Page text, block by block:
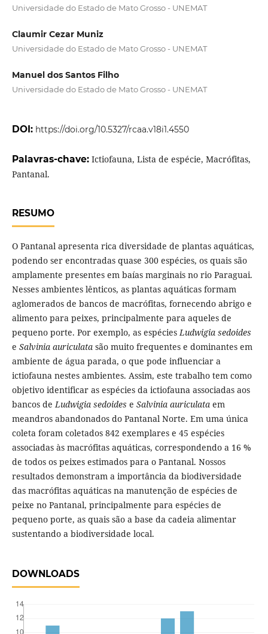
Universidade do Estado de Mato Grosso - UNEMAT
Claumir Cezar Muniz
Universidade do Estado de Mato Grosso - UNEMAT
Manuel dos Santos Filho
Universidade do Estado de Mato Grosso - UNEMAT
DOI: https://doi.org/10.5327/rcaa.v18i1.4550
Palavras-chave: Ictiofauna, Lista de espécie, Macrófitas,
Pantanal.
RESUMO
O Pantanal apresenta rica diversidade de plantas aquáticas,
podendo ser encontradas quase 300 espécies, os quais são
amplamente presentes em baías marginais no rio Paraguai.
Nesses ambientes lênticos, as plantas aquáticas formam
aglomerados de bancos de macrófitas, fornecendo abrigo e
alimento para peixes, principalmente para aqueles de
pequeno porte. Por exemplo, as espéciesLudwigia sedoides
e Salvinia auriculatasão muito frequentes e dominantes em
ambiente de água parada, o que pode influenciar a
ictiofauna nestes ambientes. Assim, este trabalho tem como
objetivo identificar as espécies da ictiofauna associadas aos
bancos deLudwigia sedoides e Salvinia auriculataem
meandros abandonados do Pantanal Norte. Em uma única
coleta foram coletados 842 exemplares e 45 espécies
associadas às macrófitas aquáticas, correspondendo a 16 %
de todos os peixes estimados para o Pantanal. Nossos
resultados demonstram a importância da biodiversidade
das macrófitas aquáticas na manutenção de espécies de
peixe no Pantanal, principalmente para espécies de
pequeno porte, as quais são a base da cadeia alimentar
sustentando a biodiversidade local.
DOWNLOADS